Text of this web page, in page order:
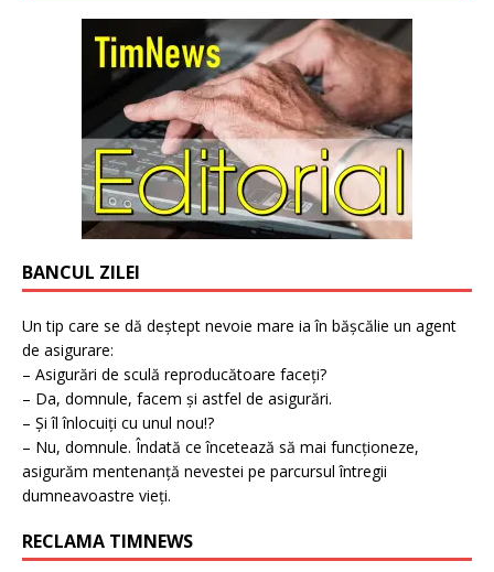
BANCUL ZILEI
Un tip care se dă deștept nevoie mare ia în bășcălie un agent
de asigurare:
– Asigurări de sculă reproducătoare faceți?
– Da, domnule, facem și astfel de asigurări.
– Și îl înlocuiți cu unul nou!?
– Nu, domnule. Îndată ce încetează să mai funcționeze,
asigurăm mentenanță nevestei pe parcursul întregii
dumneavoastre vieți.
RECLAMA TIMNEWS